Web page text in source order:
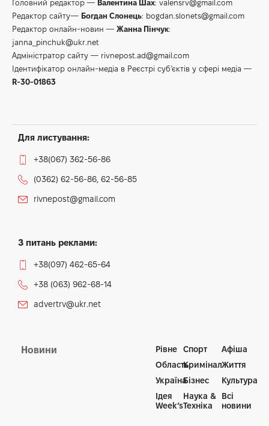
Головний редактор — Валентина Шах: valensrv@gmail.com
Редактор сайту— Богдан Слонець: bogdan.slonets@gmail.com
Редактор онлайн-новин — Жанна Пінчук:
janna_pinchuk@ukr.net
Адміністратор сайту — rivnepost.ad@gmail.com
Ідентифікатор онлайн-медіа в Реєстрі суб’єктів у сфері медіа —
R-30-01863
Для листування:
+38(067) 362-56-86
(0362) 62-56-86, 62-56-85
rivnepost@gmail.com
З питань реклами:
+38(097) 462-65-64
+38 (063) 962-68-14
advertrv@ukr.net
Новини
Рівне
Область
Україна
Ідея
Week’s
Спорт
Кримінал
Бізнес
Наука &
Техніка
Афіша
Життя
Культура
Всі
новини